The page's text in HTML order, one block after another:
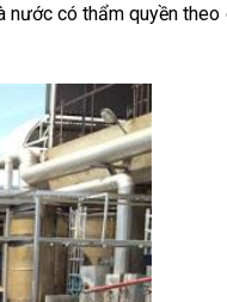
nước có thẩm quyền theo